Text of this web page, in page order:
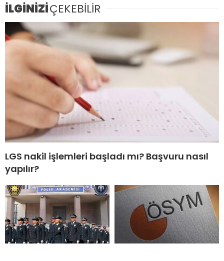
İLGİNİZİÇEKEBİLİR
LGS nakil işlemleri başladı mı? Başvuru nasıl
yapılır?